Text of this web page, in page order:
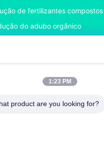
de fertilizantes compostos
do adubo orgânico
do adubo do BB
do adubo do rolo
NOS
1:23 PM
product are you looking for?